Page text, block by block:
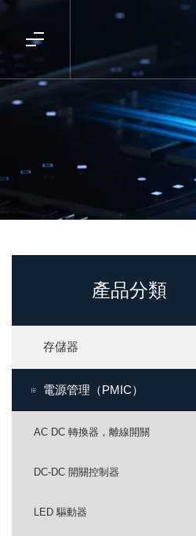
產品分類
存儲器
電源管理（PMIC）
AC DC 轉換器，離線開關
DC-DC 開關控制器
LED 驅動器